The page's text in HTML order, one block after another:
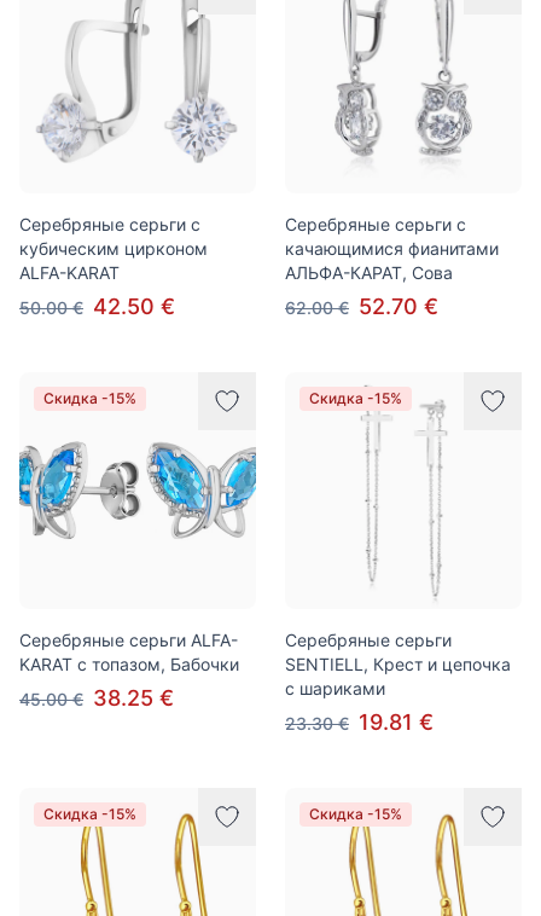
Серебряные серьги с
кубическим цирконом
ALFA-KARAT
50.00 € 42.50 €
Серебряные серьги с
качающимися фианитами
АЛЬФА-КАРАТ, Сова
62.00 € 52.70 €
Скидка -15%
Серебряные серьги ALFA-
KARAT с топазом, Бабочки
45.00 € 38.25 €
Скидка -15%
Серебряные серьги
SENTIELL, Крест и цепочка
с шариками
23.30 € 19.81 €
Скидка -15% Скидка -15%